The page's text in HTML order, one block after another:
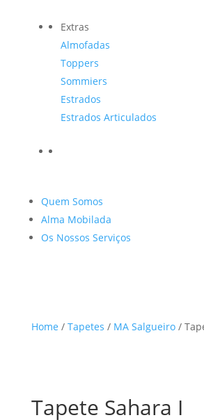
Extras
Almofadas
Toppers
Sommiers
Estrados
Estrados Articulados
Quem Somos
Alma Mobilada
Os Nossos Serviços
Home / Tapetes / MA Salgueiro/
Tapete Sahara I